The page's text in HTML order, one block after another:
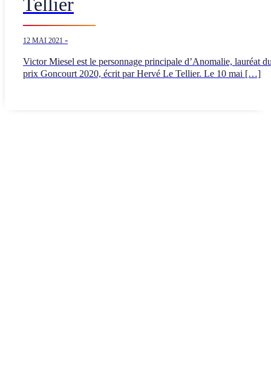
Tellier
12 MAI 2021 -
Victor Miesel est le personnage principale d’Anomalie, lauréat
prix Goncourt 2020, écrit par Hervé Le Tellier. Le 10 mai […]